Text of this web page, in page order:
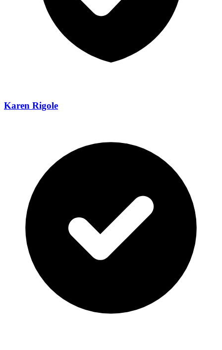
Karen Rigole